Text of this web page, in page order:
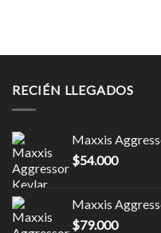
RECIÉN LLEGADOS
Maxxis
$54.000
Maxxis
$79.000